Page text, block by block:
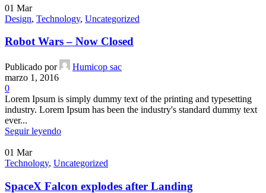
01 Mar
Design, Technology, Uncategorized
Robot Wars – Now Closed
Publicado por
Humicop sac
marzo 1, 2016
0
Lorem Ipsum is simply dummy text of the printing and typesetting
industry. Lorem Ipsum has been the industry's standard dummy text
ever...
Seguir leyendo
01 Mar
Technology, Uncategorized
SpaceX Falcon explodes after Landing